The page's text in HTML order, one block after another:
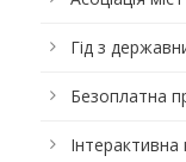
Гід з
Безоплатна